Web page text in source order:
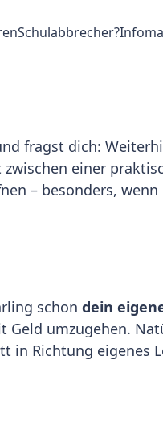
Schulabbrecher?
fragst dich:
einer
– besonders,
schon dein
umzugehen.
Richtung eigenes